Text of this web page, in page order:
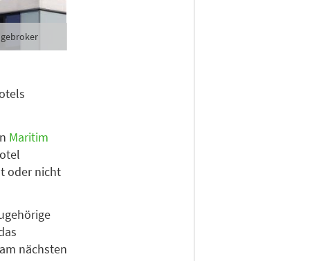
Maritim
oder nicht
nächsten